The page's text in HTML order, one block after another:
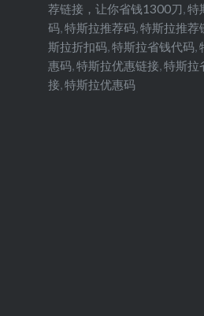
荐链接，让你省钱1300刀,特
码,特斯拉推荐码,特斯拉推荐
斯拉折扣码,特斯拉省钱代码,
惠码,特斯拉优惠链接,特斯拉
接,特斯拉优惠码